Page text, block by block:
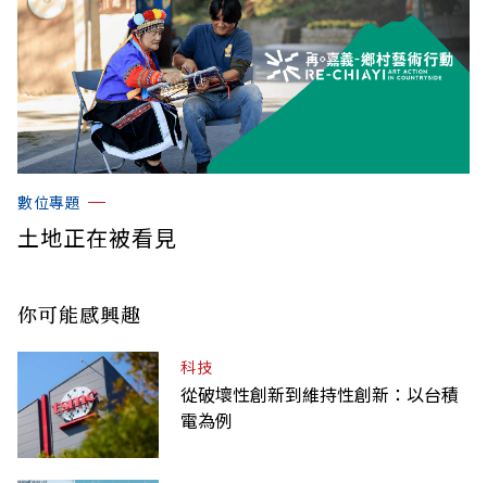
數位專題
土地正在被看見
你可能感興趣
科技
從破壞性創新到維持性創新：以台積
電為例